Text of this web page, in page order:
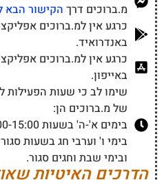
מ.ברוכים דרך הקישור הבא
כרגע אין למ.ברוכים
באנדרואיד.
כרגע אין למ.ברוכים
באייפון.
שימו לב כי שעות הפעילות
של מ.ברוכים הן:
בימים א'-ה' בשעות 08:00-15:00
בימי ו' וערבי חג בשעות סגור
ובימי שבת וחגים סגור.
הדרכים האיטיות